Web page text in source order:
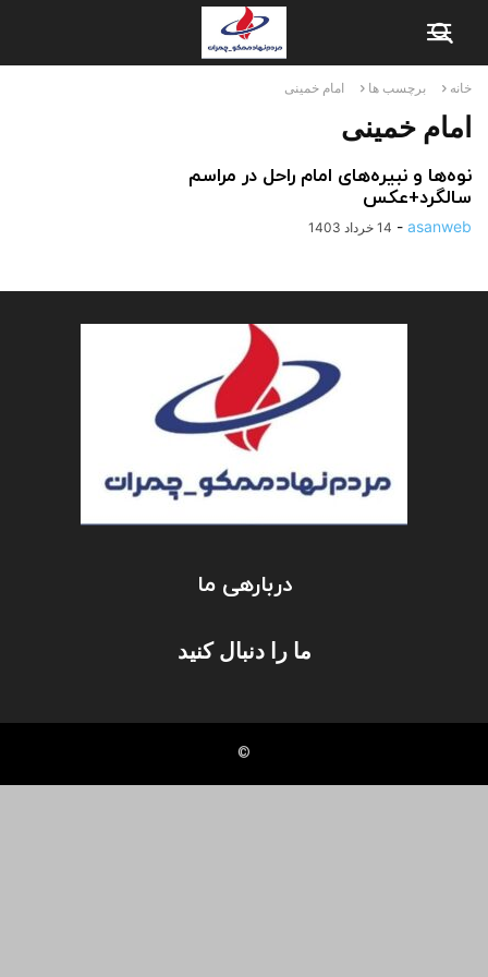
خانه برچسب ها امام خمینی
امام خمینی
نوه‌ها و نبیره‌های امام راحل در مراسم
سالگرد+عکس
asanweb
- 14 خرداد 1403
دربارهی ما
ما را دنبال کنید
©